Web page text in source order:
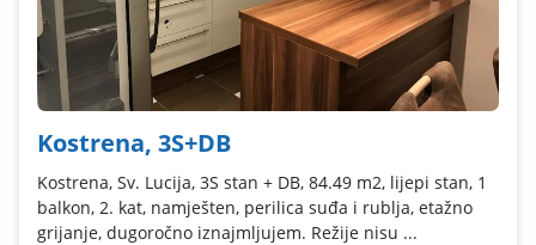
Kostrena, 3S+DB
Kostrena, Sv. Lucija, 3S stan + DB, 84.49 m2, lijepi stan, 1
balkon, 2. kat, namješten, perilica suđa i rublja, etažno
grijanje, dugoročno iznajmljujem. Režije nisu ...